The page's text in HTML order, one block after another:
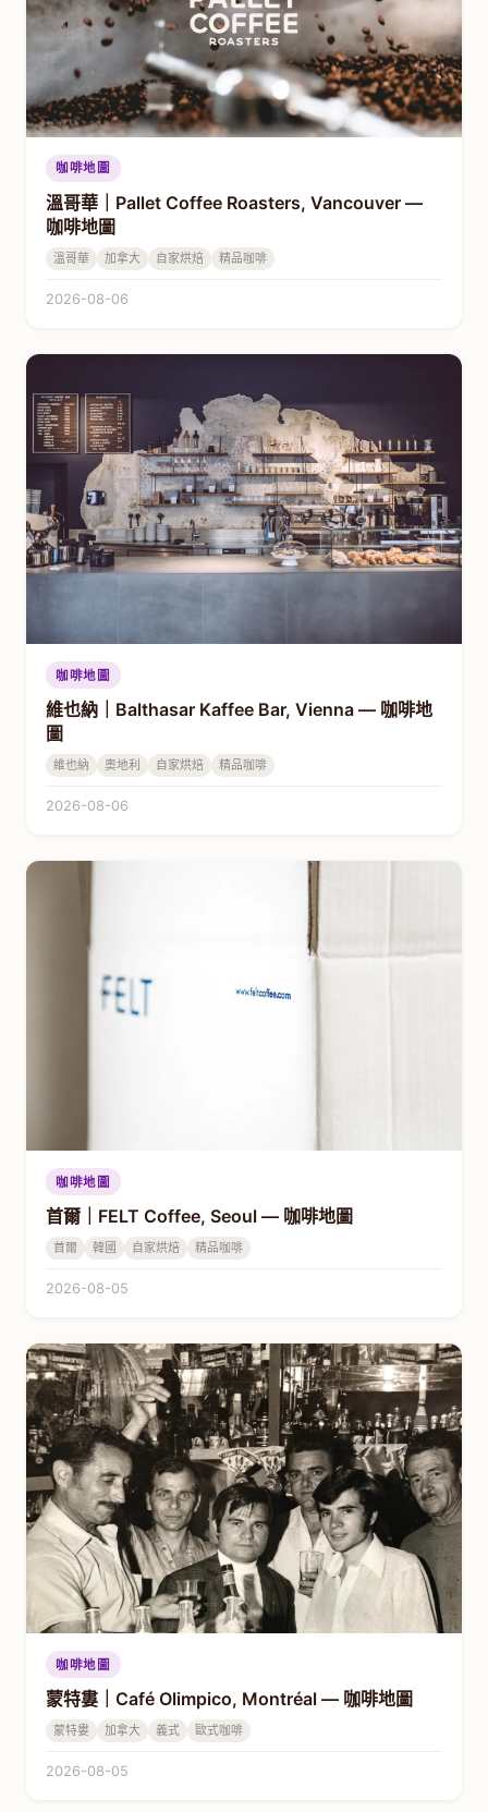
咖啡地圖
溫哥華｜Pallet Coffee Roasters, Vancouver —
咖啡地圖
溫哥華 加拿大 自家烘焙 精品咖啡
2026-08-06
咖啡地圖
維也納｜Balthasar Kaffee Bar, Vienna — 咖啡地
圖
維也納 奧地利 自家烘焙 精品咖啡
2026-08-06
咖啡地圖
首爾｜FELT Coffee, Seoul — 咖啡地圖
首爾 韓國 自家烘焙 精品咖啡
2026-08-05
咖啡地圖
蒙特婁｜Café Olimpico, Montréal — 咖啡地圖
蒙特婁 加拿大 義式 歐式咖啡
2026-08-05